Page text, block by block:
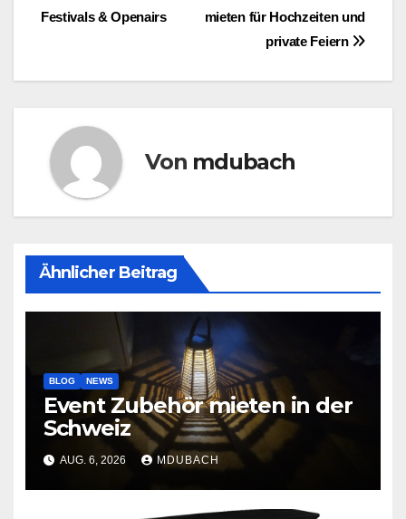
mieten für Hochzeiten und
private Feiern
Festivals & Openairs
Von mdubach
Ähnlicher Beitrag
BLOG NEWS
Event Zubehör mieten in der
Schweiz
AUG. 6, 2026 MDUBACH